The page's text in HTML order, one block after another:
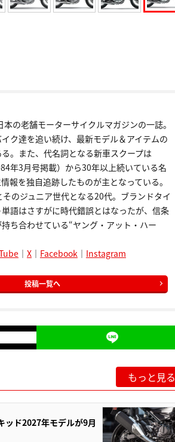
の老舗モーターサイクルマガジンの一誌。
ク達を追い続け、最新モデル＆アイテムの
。また、代名詞となる新車スクープは
年3月号掲載）から30年以上続いている名
報を独自追跡したものが主となっている。
のジュニア世代となる20代。ブランドタイ
単語はさすがに時代錯誤とはなったが、信条
ち合わせている“ヤング・アット・ハー
｜ X｜ Facebook ｜ Instagram
投稿一覧へ
もっと見る
ッド2027年モデルが9月